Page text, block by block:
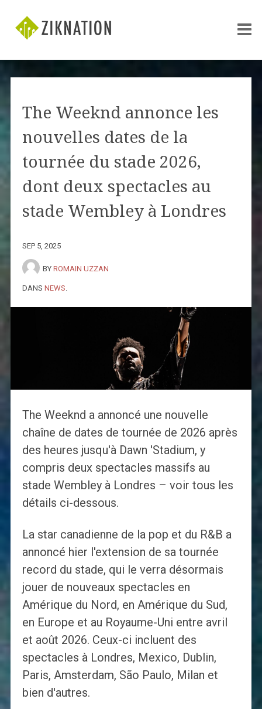
The Weeknd annonce les
nouvelles dates de la
tournée du stade 2026,
dont deux spectacles au
stade Wembley à Londres
SEP 5, 2025
BY ROMAIN UZZAN
DANS NEWS
The Weeknd a annoncé une nouvelle
chaîne de dates de tournée de 2026 après
des heures jusqu'à Dawn 'Stadium, y
compris deux spectacles massifs au
stade Wembley à Londres – voir tous les
détails ci-dessous.
La star canadienne de la pop et du R&B a
annoncé hier l'extension de sa tournée
record du stade, qui le verra désormais
jouer de nouveaux spectacles en
Amérique du Nord, en Amérique du Sud,
en Europe et au Royaume-Uni entre avril
et août 2026. Ceux-ci incluent des
spectacles à Londres, Mexico, Dublin,
Paris, Amsterdam, São Paulo, Milan et
bien d'autres.